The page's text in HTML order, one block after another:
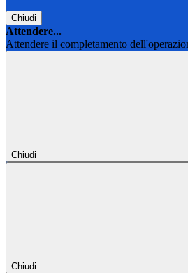
Chiudi
Attendere...
Attendere il completamento
Chiudi
Chiudi